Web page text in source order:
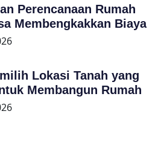
Perencanaan Rumah
Membengkakkan Biaya
Lokasi Tanah yang
Membangun Rumah